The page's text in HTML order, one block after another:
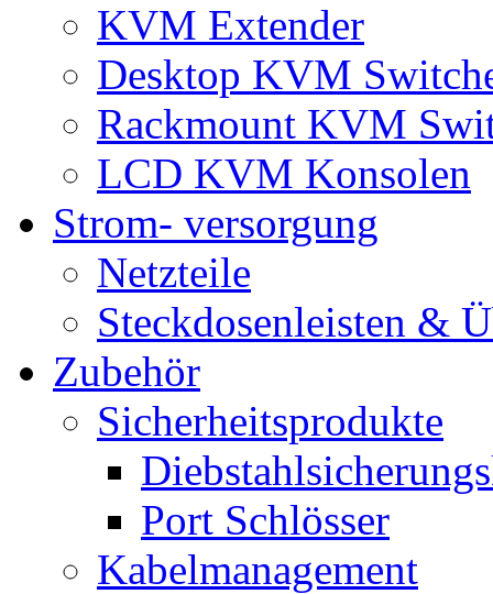
KVM Extender
Desktop KVM
Rackmount KVM
LCD KVM Konsolen
Strom- versorgung
Netzteile
Steckdosenleisten &
Zubehör
Sicherheitsprodukte
Port Schlösser
Kabelmanagement